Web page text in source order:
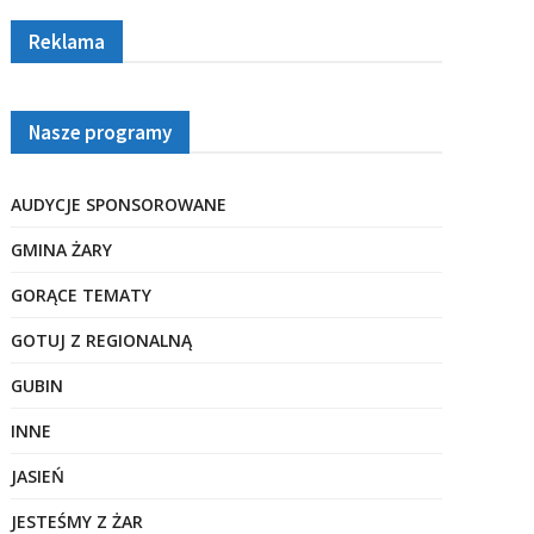
Reklama
Nasze programy
AUDYCJE SPONSOROWANE
GMINA ŻARY
GORĄCE TEMATY
GOTUJ Z REGIONALNĄ
GUBIN
INNE
JASIEŃ
JESTEŚMY Z ŻAR